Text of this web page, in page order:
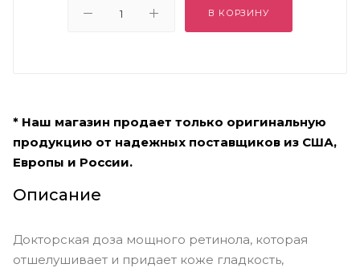
В КОРЗИНУ
* Наш магазин продает только оригинальную
продукцию от надежных поставщиков из США,
Европы и России.
Описание
Докторская доза мощного ретинола, которая
отшелушивает и придает коже гладкость,